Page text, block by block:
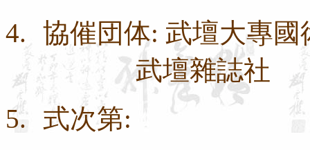
4.
協催団体: 武壇大專國
武壇雜誌社
5.
式次第: